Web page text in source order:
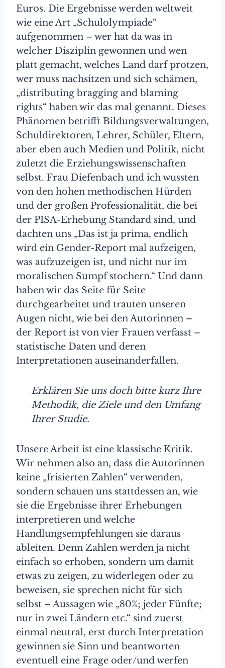
Euros. Die Ergebnisse werden weltweit
wie eine Art „Schulolympiade“
aufgenommen – wer hat da was in
welcher Disziplin gewonnen und wen
platt gemacht, welches Land darf protzen,
wer muss nachsitzen und sich schämen,
„distributing bragging and blaming
rights“ haben wir das mal genannt. Dieses
Phänomen betrifft Bildungsverwaltungen,
Schuldirektoren, Lehrer, Schüler, Eltern,
aber eben auch Medien und Politik, nicht
zuletzt die Erziehungswissenschaften
selbst. Frau Diefenbach und ich wussten
von den hohen methodischen Hürden
und der großen Professionalität, die bei
der PISA-Erhebung Standard sind, und
dachten uns „Das ist ja prima, endlich
wird ein Gender-Report mal aufzeigen,
was aufzuzeigen ist, und nicht nur im
moralischen Sumpf stochern.“ Und dann
haben wir das Seite für Seite
durchgearbeitet und trauten unseren
Augen nicht, wie bei den Autorinnen –
der Report ist von vier Frauen verfasst –
statistische Daten und deren
Interpretationen auseinanderfallen.
Erklären Sie uns doch bitte kurz Ihre
Methodik, die Ziele und den Umfang
Ihrer Studie.
Unsere Arbeit ist eine klassische Kritik.
Wir nehmen also an, dass die Autorinnen
keine „frisierten Zahlen“ verwenden,
sondern schauen uns stattdessen an, wie
sie die Ergebnisse ihrer Erhebungen
interpretieren und welche
Handlungsempfehlungen sie daraus
ableiten. Denn Zahlen werden ja nicht
einfach so erhoben, sondern um damit
etwas zu zeigen, zu widerlegen oder zu
beweisen, sie sprechen nicht für sich
selbst – Aussagen wie „80%; jeder Fünfte;
nur in zwei Ländern etc.“ sind zuerst
einmal neutral, erst durch Interpretation
gewinnen sie Sinn und beantworten
eventuell eine Frage oder/und werfen